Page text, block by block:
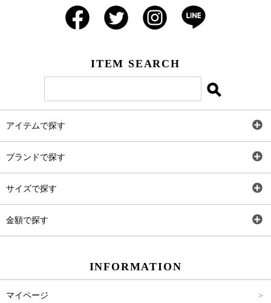
ITEM SEARCH
アイテムで探す
ブランドで探す
サイズで探す
金額で探す
INFORMATION
マイページ